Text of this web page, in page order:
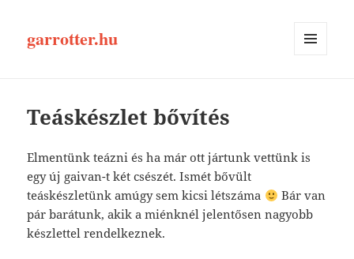
garrotter.hu
Teáskészlet bővítés
Elmentünk teázni és ha már ott jártunk vettünk is
egy új gaivan-t két csészét. Ismét bővült
teáskészletünk amúgy sem kicsi létszáma
Bár van
pár barátunk, akik a miénknél jelentősen nagyobb
készlettel rendelkeznek.